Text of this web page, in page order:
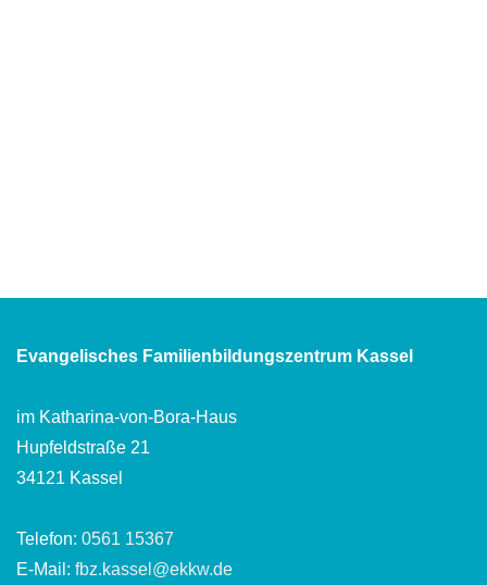
Evangelisches Familienbildungszentrum Kassel
im Katharina-von-Bora-Haus
Hupfeldstraße 21
34121 Kassel
Telefon: 0561 15367
E-Mail: fbz.kassel@ekkw.de